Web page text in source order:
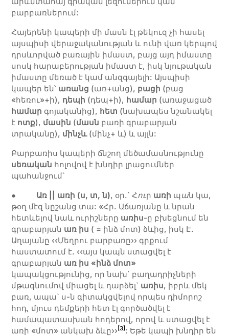
բարբառներում:
Հայերենի կապերի մի մասն էլ թեկուզ չի հասել
այսպիսի վերաջականության և ունի վառ կերպով
դրսևորված բառային իմաստ, բայց այդ իմաստը
սոսկ հարաբերության իմաստ է, իսկ նյութական
իմաստը մեռած է կամ անզգայելի: Այսպիսի
կապեր են՝ առանց (առ+անց), բացի (բաց
«հեռու»+ի), դեպի (դեպ+ի), համար (առաջացած
համար գոյականից), հետ (նախապես նշանակել
է ոտք), մասին (մասն բառի գրաբարյան
տրականը), մինչև(մինչ+ և) և այլն:
Բարբառիս կապերի ճնշող մեծամասնությունը
սեռական հոլովով է խնդիր լրացումներ
պահանջում`
● Առ || առի (ս, տ, ն), օր.` Հուր առի պան կա,
թօղ մէզ նըշանց տա: «Հր. Աճառյանը և նրան
հետևելով նաև ուրիշները առիս-ը բխեցնում են
գրաբարյան առ իս ( = ինձ մոտ) ձևից, իսկ Է.
Աղայանը ‹‹Մեղրու բարբառը›› գրքում
հաստատում է. ‹‹այս կապն ստացվել է
գրաբարյան առ իս «ինձ մոտ»
կապակցությունից, որ նախ` բաղադրիչների
մթագնումով միացել և դարձել` առիս, իբրև մեկ
բառ, ապա` ս-ն գիտակցվելով որպես դիմորոշ
հոդ, մյուս դեմքերի հետ էլ գործածվել է
համապատասխան հոդերով, որով և ստացվել է
առի «մոտ» անկախ ձևը›› [3] : Եթե կապի խնդիր են